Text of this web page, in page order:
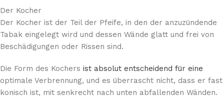
Der Kocher
Der Kocher ist der Teil der Pfeife, in den der anzuzündende
Tabak eingelegt wird und dessen Wände glatt und frei von
Beschädigungen oder Rissen sind.
Die Form des Kochers ist absolut entscheidend für eine
optimale Verbrennung, und es überrascht nicht, dass er fast
konisch ist, mit senkrecht nach unten abfallenden Wänden.